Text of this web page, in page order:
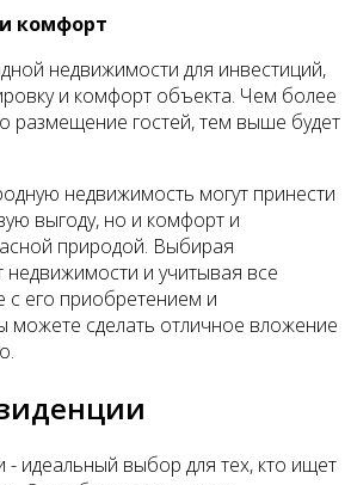
комфорт
недвижимости для инвестиций,
и комфорт объекта. Чем более
размещение гостей, тем выше будет
недвижимость могут принести
выгоду, но и комфорт и
природой. Выбирая
и учитывая все
с его приобретением и
можете сделать отличное вложение
- идеальный выбор для тех, кто ищет